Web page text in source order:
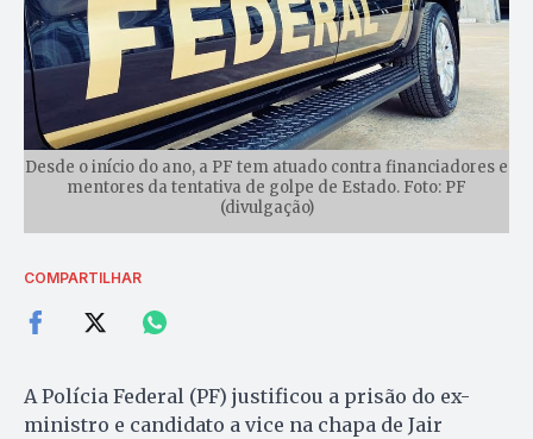
Desde o início do ano, a PF tem atuado contra financiadores e
mentores da tentativa de golpe de Estado. Foto: PF
(divulgação)
COMPARTILHAR
A Polícia Federal (PF) justificou a prisão do ex-
ministro e candidato a vice na chapa de Jair